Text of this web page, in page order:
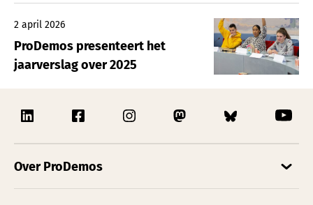
2 april 2026
ProDemos presenteert het
jaarverslag over 2025
Over ProDemos